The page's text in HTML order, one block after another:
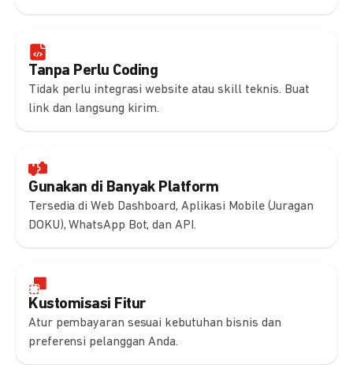
Tanpa Perlu Coding
Tidak perlu integrasi website atau skill teknis. Buat
link dan langsung kirim.
Gunakan di Banyak Platform
Tersedia di Web Dashboard, Aplikasi Mobile (Juragan
DOKU), WhatsApp Bot, dan API.
Kustomisasi Fitur
Atur pembayaran sesuai kebutuhan bisnis dan
preferensi pelanggan Anda.